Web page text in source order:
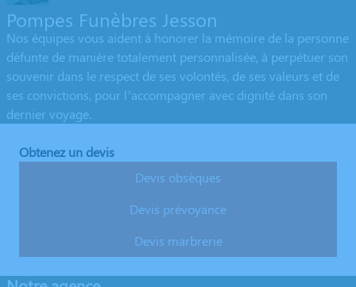
Pompes Funèbres Jesson
Nos équipes vous aident à honorer la mémoire de la personne
défunte de manière totalement personnalisée, à perpétuer son
souvenir dans le respect de ses volontés, de ses valeurs et de
ses convictions, pour l’accompagner avec dignité dans son
dernier voyage.
Obtenez un devis
Devis obsèques
Devis prévoyance
Devis marbrerie